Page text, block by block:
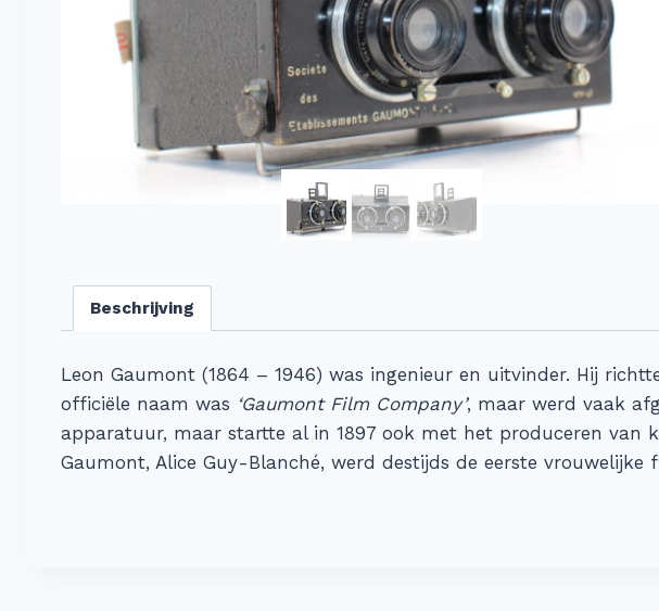
Beschrijving
Leon Gaumont (1864 – 1946) was ingenieur en uitvinder. Hij
officiële naam was ‘Gaumont Film Company’, maar werd vaak
apparatuur, maar startte al in 1897 ook met het produceren van
Gaumont, Alice Guy-Blanché, werd destijds de eerste vrouwelijke